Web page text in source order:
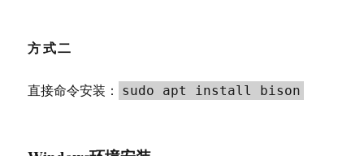
方式二
直接命令安装： sudo apt install bison